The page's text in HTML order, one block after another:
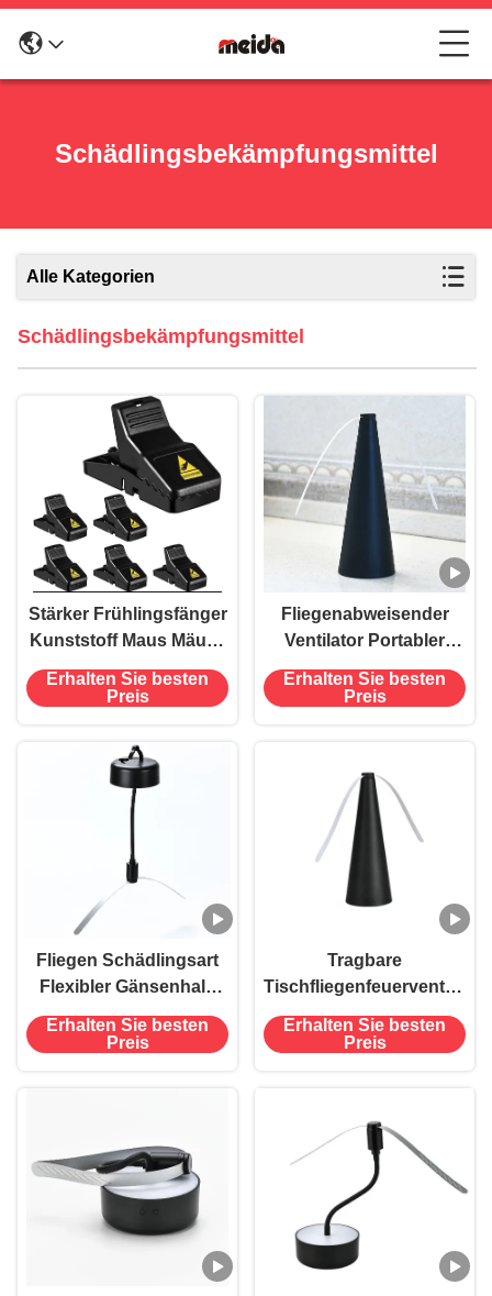
Schädlingsbekämpfungsmittel
Alle Kategorien
Schädlingsbekämpfungsmittel
Stärker Frühlingsfänger
Kunststoff Maus Mäuse
Ratten-Snap-Falle
Erhalten Sie besten
Preis
Fliegenabweisender
Ventilator Portabler
Tisch Fliegen mit
weichen Klingen ABS
Erhalten Sie besten
Preis
Fliegen Schädlingsart
Flexibler Gänsenhals
USB-betriebene
Hängende Fliegenfallen
Erhalten Sie besten
Preis
Tragbare
Tischfliegenfeuerventilator
mit weichen Klingen
hält Fliegen in Innen-
Erhalten Sie besten
Preis